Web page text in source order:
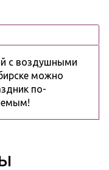
воздушными
можно
по-